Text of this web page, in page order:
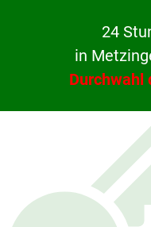
24
in
Durchwahl